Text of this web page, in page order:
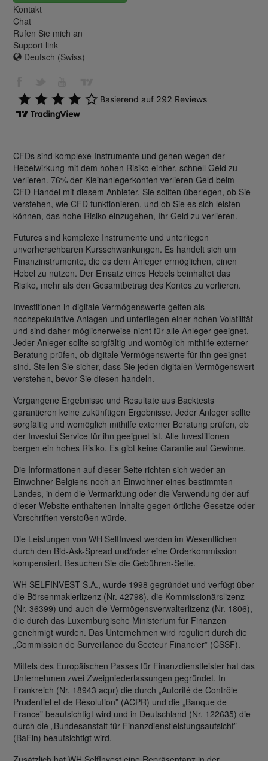
Kontakt
Chat
Rufen Sie mich an
Support link
Deutsch (Swiss)
CFDs sind komplexe Instrumente und gehen wegen der
Hebelwirkung mit dem hohen Risiko einher, schnell Geld zu
verlieren. 76% der Kleinanlegerkonten verlieren Geld beim
CFD-Handel mit diesem Anbieter. Sie sollten überlegen, ob Sie
verstehen, wie CFD funktionieren, und ob Sie es sich leisten
können, das hohe Risiko einzugehen, Ihr Geld zu verlieren.
Futures sind komplexe Instrumente und unterliegen
unvorhersehbaren Kursschwankungen. Es handelt sich um
Finanzinstrumente, die es dem Anleger ermöglichen, einen
Hebel zu nutzen. Der Einsatz eines Hebels beinhaltet das
Risiko, mehr als den Gesamtbetrag des Kontos zu verlieren.
Investitionen in digitale Vermögenswerte gelten als
hochspekulative Anlagen und unterliegen einer hohen Volatilität
und sind daher möglicherweise nicht für alle Anleger geeignet.
Jeder Anleger sollte sorgfältig und womöglich mithilfe externer
Beratung prüfen, ob digitale Vermögenswerte für ihn geeignet
sind. Stellen Sie sicher, dass Sie jeden digitalen Vermögenswert
verstehen, bevor Sie diesen handeln.
Vergangene Ergebnisse und Resultate aus Backtests
garantieren keine zukünftigen Ergebnisse. Jeder Anleger sollte
sorgfältig und womöglich mithilfe externer Beratung prüfen, ob
der Investui Service für ihn geeignet ist. Alle Investitionen
bergen ein hohes Risiko. Es gibt keine Garantie auf Gewinne.
Die Informationen auf dieser Seite richten sich weder an
Einwohner Belgiens noch an Einwohner eines bestimmten
Landes, in dem die Vermarktung oder die Verwendung der auf
dieser Website enthaltenen Inhalte gegen örtliche Gesetze oder
Vorschriften verstoßen würde.
Die Leistungen von WH SelfInvest werden im Wesentlichen
durch den Bid-Ask-Spread und/oder eine Orderkommission
kompensiert. Besuchen Sie die Gebühren-Seite.
WH SELFINVEST S.A., wurde 1998 gegründet und verfügt über
die Börsenmaklerlizenz (Nr. 42798), die Kommissionärslizenz
(Nr. 36399) und auch die Vermögensverwalterlizenz (Nr. 1806),
die durch das Luxemburgische Ministerium für Finanzen
genehmigt wurden. Das Unternehmen wird reguliert durch die
„Commission de Surveillance du Secteur Financier” (CSSF).
Mittels des Europäischen Passes für Finanzdienstleister hat das
Unternehmen zwei Zweigniederlassungen gegründet. In
Frankreich (Nr. 18943 acpr) die durch „Autorité de Contrôle
Prudentiel et de Résolution” (ACPR) und die „Banque de
France” beaufsichtigt wird und in Deutschland (Nr. 122635) die
durch die „Bundesanstalt für Finanzdienstleistungsaufsicht”
(BaFin) beaufsichtigt wird.